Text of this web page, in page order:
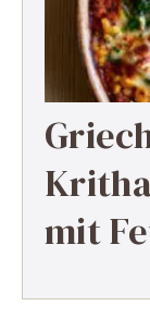
mit